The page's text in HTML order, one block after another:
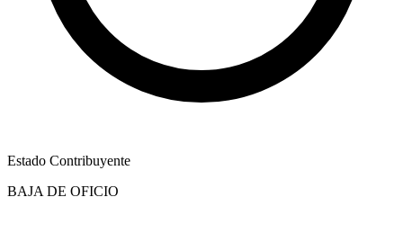
Estado Contribuyente
BAJA DE OFICIO